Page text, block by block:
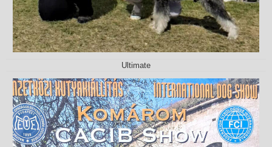
Ultimate